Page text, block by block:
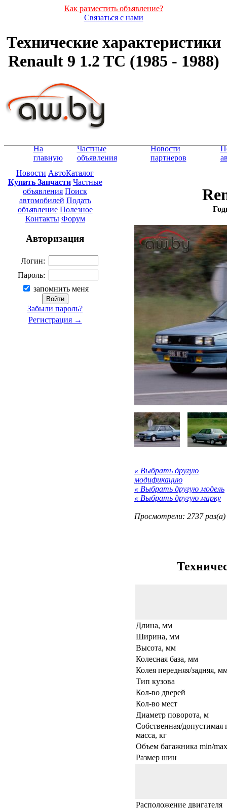
Как разместить объявление?
Связаться с нами
Технические характеристики
Renault 9 1.2 TC (1985 - 1988)
На
главную
Частные
объявления
Новости
партнеров
Новости АвтоКаталог
Купить Запчасти Частные
объявления Поиск
автомобилей Подать
объявление Полезное
Контакты Форум
Авторизация
Логин:
Пароль:
запомнить меня
Забыли пароль?
Регистрация →
« Выбрать другую
модификацию
« Выбрать другую модель
« Выбрать другую марку
Просмотрели: 2737 раз(а)
Длина, мм
Ширина, мм
Высота, мм
Колесная база, мм
Колея передняя/задняя,
Тип кузова
Кол-во дверей
Кол-во мест
Диаметр поворота, м
Собственная/допустимая
масса, кг
Объем багажника min/
Размер шин
Расположение двигателя